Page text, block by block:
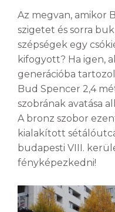
Az megvan, amikor
szigetet és sorra
szépségek egy
kifogyott? Ha igen,
generációba
Bud Spencer 2,4
szobrának avatása
A bronz szobor
kialakított
budapesti VIII.
fényképezkedni!